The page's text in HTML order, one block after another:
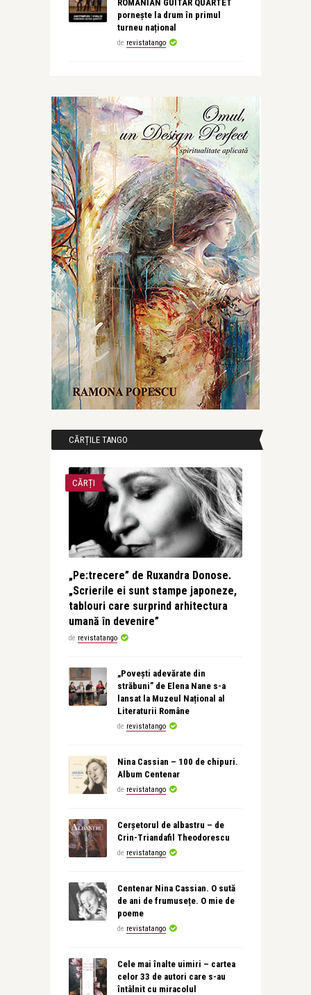
ROMANIAN GUITAR QUARTET
pornește la drum în primul
turneu național
de revistatango
CĂRȚILE TANGO
CĂRȚI
„Pe:trecere” de Ruxandra Donose.
„Scrierile ei sunt stampe japoneze,
tablouri care surprind arhitectura
umană în devenire”
de revistatango
„Povești adevărate din
străbuni” de Elena Nane s-a
lansat la Muzeul Național al
Literaturii Române
de revistatango
Nina Cassian – 100 de chipuri.
Album Centenar
de revistatango
Cerșetorul de albastru – de
Crin-Triandafil Theodorescu
de revistatango
Centenar Nina Cassian. O sută
de ani de frumusețe. O mie de
poeme
de revistatango
Cele mai înalte uimiri – cartea
celor 33 de autori care s-au
întâlnit cu miracolul